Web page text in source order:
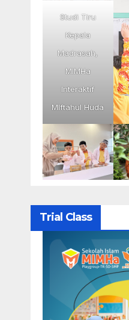
Studi Tiru
Kepala
Madrasah,
MIMHa
Interaktif
MIftahul Huda
Trial Class